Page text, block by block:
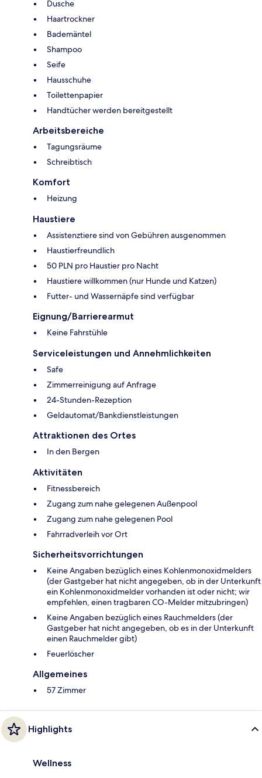
Dusche
Haartrockner
Bademäntel
Shampoo
Seife
Hausschuhe
Toilettenpapier
Handtücher werden bereitgestellt
Arbeitsbereiche
Tagungsräume
Schreibtisch
Komfort
Heizung
Haustiere
Assistenztiere sind von Gebühren ausgenommen
Haustierfreundlich
50 PLN pro Haustier pro Nacht
Haustiere willkommen (nur Hunde und Katzen)
Futter- und Wassernäpfe sind verfügbar
Eignung/Barrierearmut
Keine Fahrstühle
Serviceleistungen und Annehmlichkeiten
Safe
Zimmerreinigung auf Anfrage
24-Stunden-Rezeption
Geldautomat/Bankdienstleistungen
Attraktionen des Ortes
In den Bergen
Aktivitäten
Fitnessbereich
Zugang zum nahe gelegenen Außenpool
Zugang zum nahe gelegenen Pool
Fahrradverleih vor Ort
Sicherheitsvorrichtungen
Keine Angaben bezüglich eines Kohlenmonoxidmelders
(der Gastgeber hat nicht angegeben, ob in der Unterkunft
ein Kohlenmonoxidmelder vorhanden ist oder nicht; wir
empfehlen, einen tragbaren CO-Melder mitzubringen)
Keine Angaben bezüglich eines Rauchmelders (der
Gastgeber hat nicht angegeben, ob es in der Unterkunft
einen Rauchmelder gibt)
Feuerlöscher
Allgemeines
57 Zimmer
Highlights
Wellness